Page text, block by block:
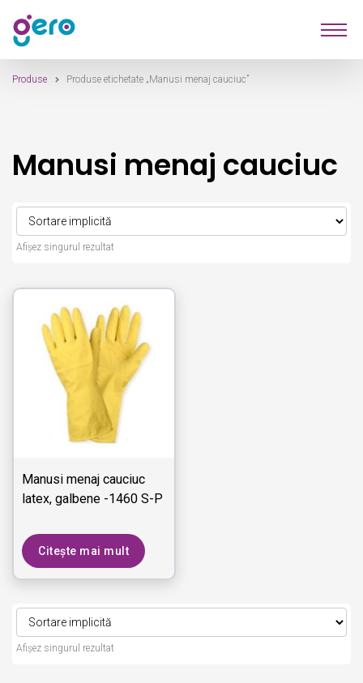
Sari
la
navigare
Sari
la
conținut
Produse
Contact
Produse Produse etichetate „Manusi menaj cauciuc”
Manusi menaj cauciuc
Afișez singurul rezultat
Manusi menaj cauciuc
latex, galbene -1460 S-P
Citește mai mult
Afișez singurul rezultat